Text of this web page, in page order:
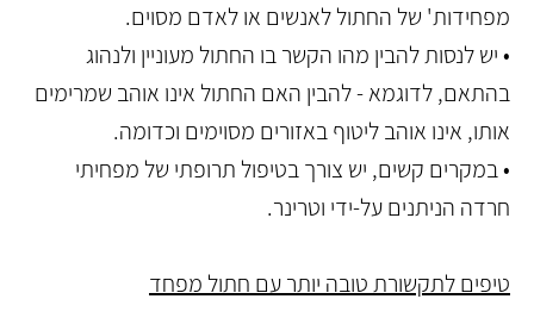
מפחידות' של החתול לאנשים או לאדם מסוים.
• יש לנסות להבין מהו הקשר בו החתול מעוניין ולנהוג
בהתאם, לדוגמא - להבין האם החתול אינו אוהב שמרימים
אותו, אינו אוהב ליטוף באזורים מסוימים וכדומה.
• במקרים קשים, יש צורך בטיפול תרופתי של מפחיתי
חרדה הניתנים על-ידי וטרינר.
טיפים לתקשורת טובה יותר עם חתול מפחד